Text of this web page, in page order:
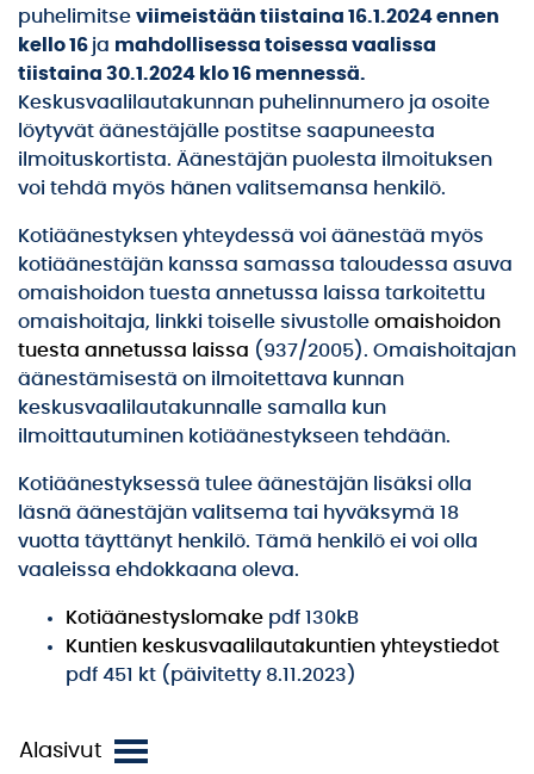
puhelimitse viimeistään tiistaina 16.1.2024 ennen
kello 16 ja mahdollisessa toisessa vaalissa
tiistaina 30.1.2024 klo 16 mennessä.
Keskusvaalilautakunnan puhelinnumero ja osoite
löytyvät äänestäjälle postitse saapuneesta
ilmoituskortista. Äänestäjän puolesta ilmoituksen
voi tehdä myös hänen valitsemansa henkilö.
Kotiäänestyksen yhteydessä voi äänestää myös
kotiäänestäjän kanssa samassa taloudessa asuva
omaishoidon tuesta annetussa laissa tarkoitettu
omaishoitaja, linkki toiselle sivustolle omaishoidon
tuesta annetussa laissa (937/2005). Omaishoitajan
äänestämisestä on ilmoitettava kunnan
keskusvaalilautakunnalle samalla kun
ilmoittautuminen kotiäänestykseen tehdään.
Kotiäänestyksessä tulee äänestäjän lisäksi olla
läsnä äänestäjän valitsema tai hyväksymä 18
vuotta täyttänyt henkilö. Tämä henkilö ei voi olla
vaaleissa ehdokkaana oleva.
Kotiäänestyslomake pdf 130kB
Kuntien keskusvaalilautakuntien yhteystiedot
pdf 451 kt (päivitetty 8.11.2023)